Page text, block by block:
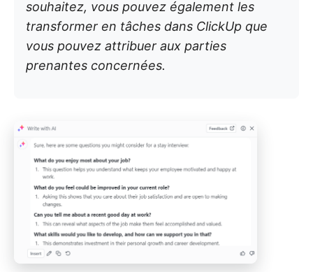
souhaitez, vous pouvez également les
transformer en tâches dans ClickUp que
vous pouvez attribuer aux parties
prenantes concernées.